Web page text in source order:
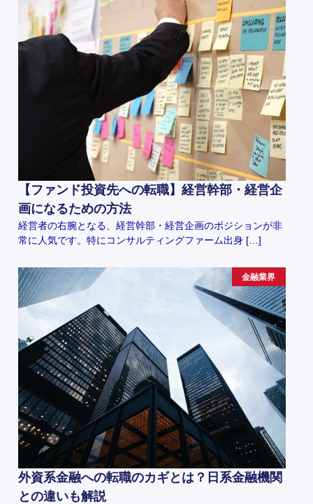
【ファンド投資先への転職】経営幹部・経営企
画になるための方法
経営者の右腕となる、経営幹部・経営企画のポジションが非
常に人気です。特にコンサルティングファーム出身 […]
金融業界
外資系金融への転職のカギとは？日系金融機関
との違いも解説